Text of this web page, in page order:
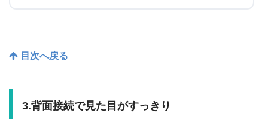
目次へ戻る
3.背面接続で見た目がすっきり